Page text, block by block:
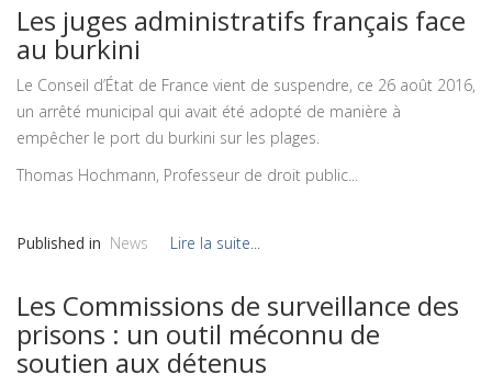
Les juges administratifs français face
au burkini
Le Conseil d’État de France vient de suspendre, ce 26 août 2016,
un arrêté municipal qui avait été adopté de manière à
empêcher le port du burkini sur les plages.
Thomas Hochmann, Professeur de droit public...
Published in News Lire la suite...
Les Commissions de surveillance des
prisons : un outil méconnu de
soutien aux détenus